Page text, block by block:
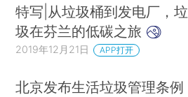
特写|从垃圾桶到发电厂，垃
圾在芬兰的低碳之旅
2019年12月21日 APP打开
北京发布生活垃圾管理条例